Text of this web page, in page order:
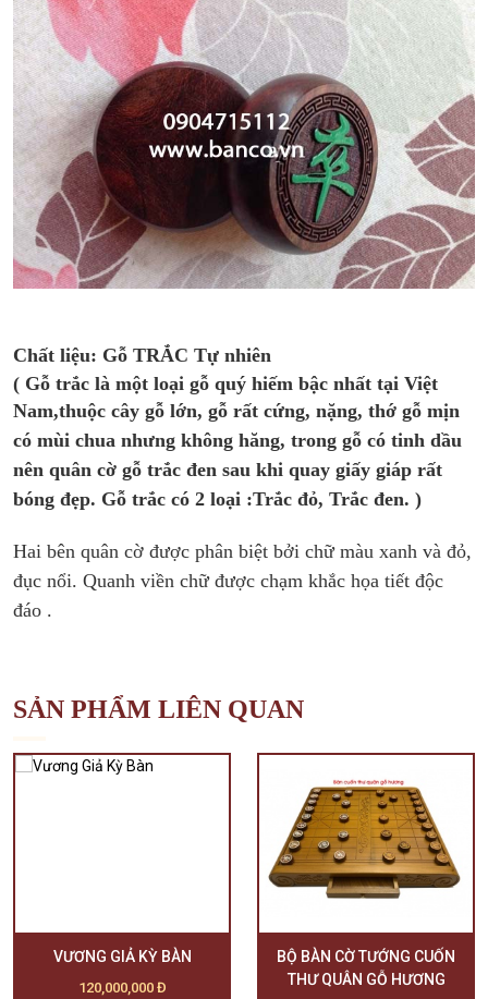
Chất liệu: Gỗ TRẮC Tự nhiên
( Gỗ trắc là một loại gỗ quý hiếm bậc nhất tại Việt
Nam,thuộc cây gỗ lớn, gỗ rất cứng, nặng, thớ gỗ mịn
có mùi chua nhưng không hăng, trong gỗ có tinh dầu
nên quân cờ gỗ trắc đen sau khi quay giấy giáp rất
bóng đẹp. Gỗ trắc có 2 loại :Trắc đỏ, Trắc đen. )
Hai bên quân cờ được phân biệt bởi chữ màu xanh và đỏ,
đục nổi. Quanh viền chữ được chạm khắc họa tiết độc
đáo .
SẢN PHẨM LIÊN QUAN
VƯƠNG GIẢ KỲ BÀN
120,000,000 Đ
BỘ BÀN CỜ TƯỚNG CUỐN
THƯ QUÂN GỖ HƯƠNG